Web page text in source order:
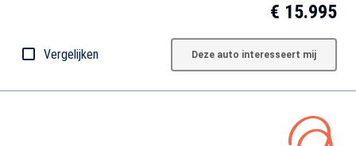
€ 15.995
Vergelijken Deze auto interesseert mij